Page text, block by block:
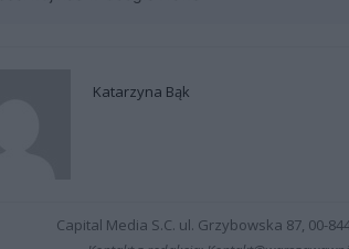
Katarzyna Bąk
Capital Media S.C. ul. Grzybowska 87, 00-